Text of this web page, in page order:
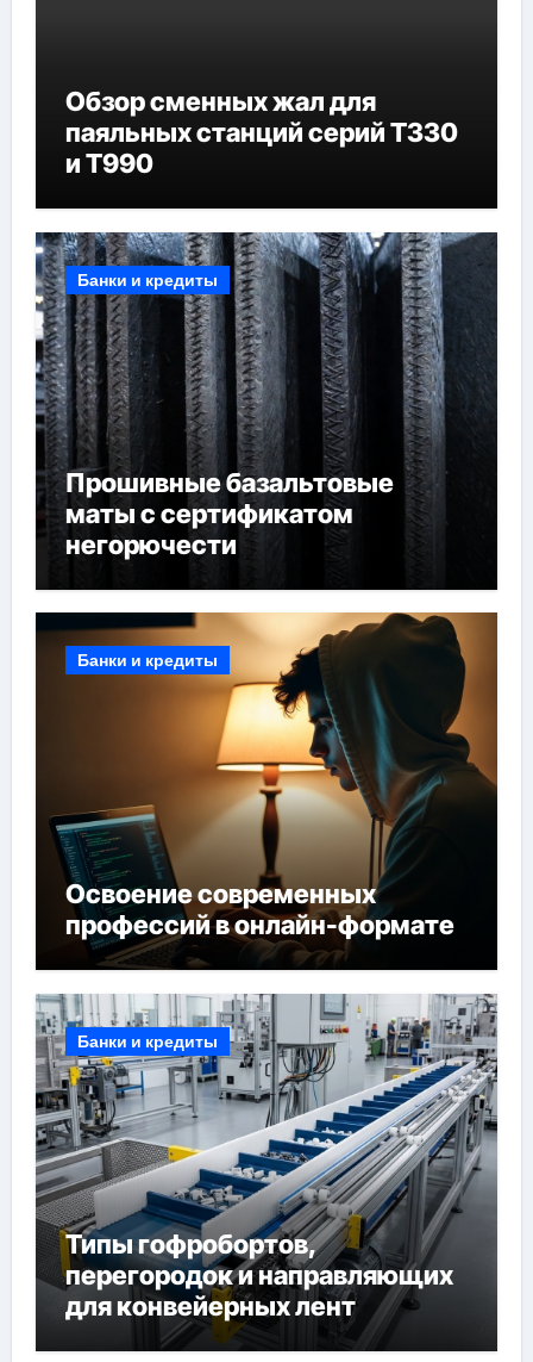
Обзор сменных жал для
паяльных станций серий T330
и T990
Банки и кредиты
Прошивные базальтовые
маты с сертификатом
негорючести
Банки и кредиты
Освоение современных
профессий в онлайн-формате
Банки и кредиты
Типы гофробортов,
перегородок и направляющих
для конвейерных лент